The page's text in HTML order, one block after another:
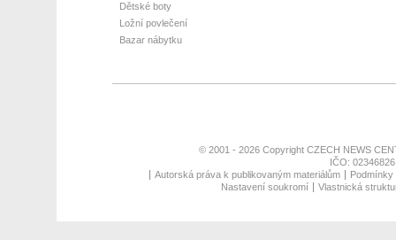
Dětské boty
Ložní povlečení
Bazar nábytku
© 2001 - 2026 Copyright CZECH NEWS
IČO:
Autorská práva k publikovaným materiálům
Nastavení soukromí
Vlastnická